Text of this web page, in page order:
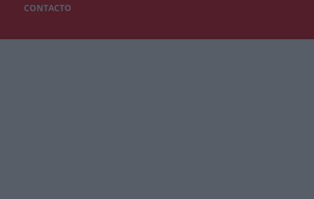
CONTACTO